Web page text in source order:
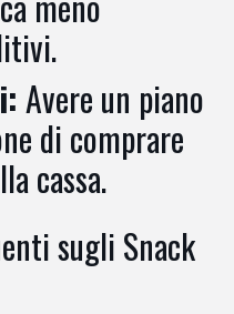
Avere un piano
di comprare
cassa.
sugli Snack